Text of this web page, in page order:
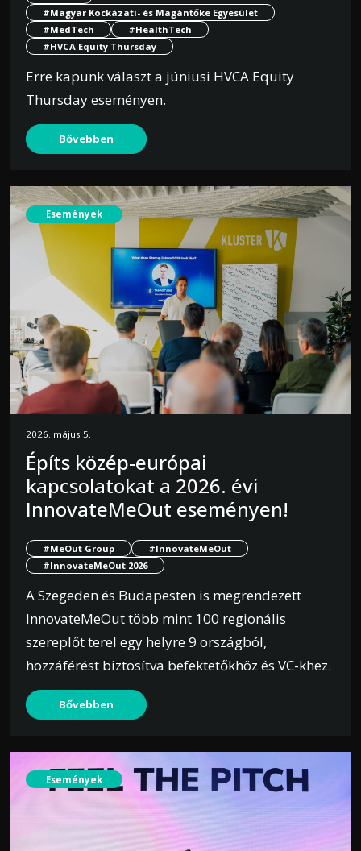
#Magyar Kockázati- és Magántőke Egyesület
#MedTech
#HealthTech
#HVCA Equity Thursday
Erre kapunk választ a júniusi HVCA Equity
Thursday eseményen.
Bővebben
Események
2026. május 5.
Építs közép-európai
kapcsolatokat a 2026. évi
InnovateMeOut eseményen!
#MeOut Group
#InnovateMeOut
#InnovateMeOut 2026
A Szegeden és Budapesten is megrendezett
InnovateMeOut több mint 100 regionális
szereplőt terel egy helyre 9 országból,
hozzáférést biztosítva befektetőkhöz és VC-khez.
Bővebben
Események